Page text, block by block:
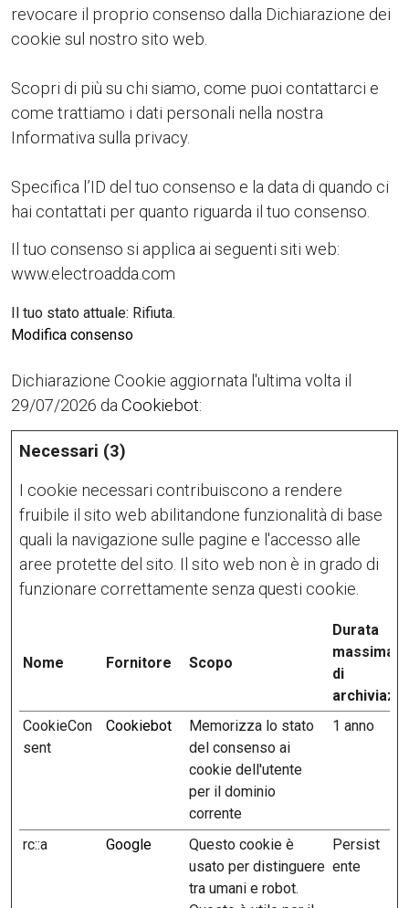
revocare il proprio consenso dalla Dichiarazione dei
cookie sul nostro sito web.
Scopri di più su chi siamo, come puoi contattarci e
come trattiamo i dati personali nella nostra
Informativa sulla privacy.
Specifica l’ID del tuo consenso e la data di quando ci
hai contattati per quanto riguarda il tuo consenso.
Il tuo consenso si applica ai seguenti siti web:
www.electroadda.com
Il tuo stato attuale: Rifiuta.
Modifica consenso
Dichiarazione Cookie aggiornata l'ultima volta il
29/07/2026 da Cookiebot:
Necessari (3)
I cookie necessari contribuiscono a rendere
fruibile il sito web abilitandone funzionalità di base
quali la navigazione sulle pagine e l'accesso alle
aree protette del sito. Il sito web non è in grado di
funzionare correttamente senza questi cookie.
Nome Fornitore Scopo
Durata
massima
di
CookieCon
sent
Cookiebot
Memorizza lo stato
del consenso ai
cookie dell'utente
per il dominio
corrente
1 anno
rc::a Google
Questo cookie è
usato per distinguere
tra umani e robot.
Persist
ente